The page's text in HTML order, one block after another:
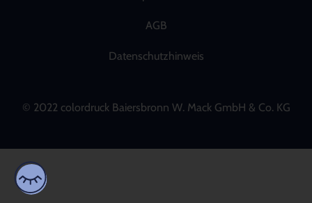
AGB
Datenschutzhinweis
© 2022 colordruck Baiersbronn W. Mack GmbH & Co. KG